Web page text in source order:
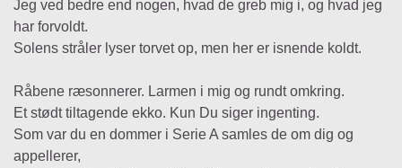
Jeg ved bedre end nogen, hvad de greb mig i, og hvad jeg
har forvoldt.
Solens stråler lyser torvet op, men her er isnende koldt.
Råbene ræsonnerer. Larmen i mig og rundt omkring.
Et stødt tiltagende ekko. Kun Du siger ingenting.
Som var du en dommer i Serie A samles de om dig og
appellerer,